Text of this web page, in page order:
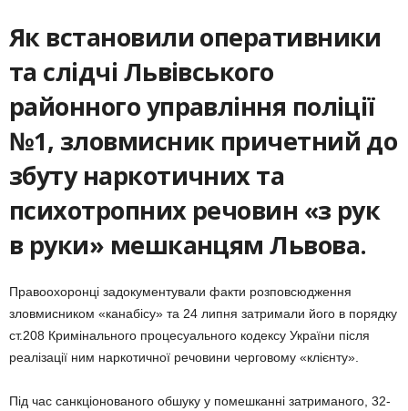
Як встановили оперативники
та слідчі Львівського
районного управління поліції
№1, зловмисник причетний до
збуту наркотичних та
психотропних речовин «з рук
в руки» мешканцям Львова.
Правоохоронці задокументували факти розповсюдження
зловмисником «канабісу» та 24 липня затримали його в порядку
ст.208 Кримінального процесуального кодексу України після
реалізації ним наркотичної речовини черговому «клієнту».
Під час санкціонованого обшуку у помешканні затриманого, 32-